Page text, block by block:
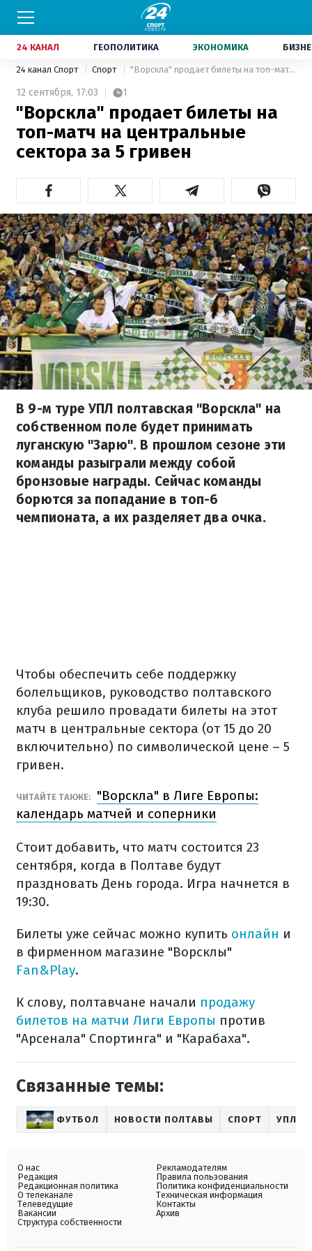
24 КАНАЛ ГЕОПОЛИТИКА ЭКОНОМИКА
24 канал Спорт Спорт "Ворскла" продает билеты на топ-матч на центральные сектора за 5 гривен
12 сентября, 17:03 1
"Ворскла" продает билеты на
топ-матч на центральные
сектора за 5 гривен
В 9-м туре УПЛ полтавская "Ворскла" на
собственном поле будет принимать
луганскую "Зарю". В прошлом сезоне эти
команды разыграли между собой
бронзовые награды. Сейчас команды
борются за попадание в топ-6
чемпионата, а их разделяет два очка.
Чтобы обеспечить себе поддержку
болельщиков, руководство полтавского
клуба решило провадати билеты на этот
матч в центральные сектора (от 15 до 20
включительно) по символической цене – 5
гривен.
ЧИТАЙТЕ ТАКЖЕ:
"Ворскла" в Лиге Европы:
календарь матчей и соперники
Стоит добавить, что матч состоится 23
сентября, когда в Полтаве будут
праздновать День города. Игра начнется в
19:30.
Билеты уже сейчас можно купить онлайн и
в фирменном магазине "Ворсклы"
Fan&Play.
К слову, полтавчане начали продажу
билетов на матчи Лиги Европы против
"Арсенала" Спортинга" и "Карабаха".
Связанные темы:
ФУТБОЛ НОВОСТИ ПОЛТАВЫ СПОРТ УПЛ
О нас
Редакция
Редакционная политика
О телеканале
Телеведущие
Вакансии
Структура собственности
Рекламодателям
Правила пользования
Политика конфиденциальности
Техническая информация
Контакты
Архив